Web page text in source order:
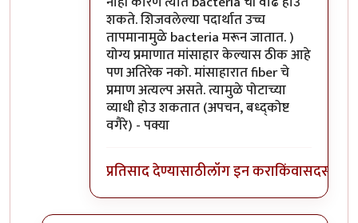
शकते. शिजवलेल्या पदार्थात उच्च
तापमानामुळे bacteria मरून जातात. )
योग्य प्रमाणात मांसाहार केल्यास ठीक आहे
पण अतिरेक नको. मांसाहारात fiber चे
प्रमाण अत्यल्प असते. त्यामुळे पोटाच्या
व्याधी होउ शकतात (अपचन, बध्द्कोष्ट
वगैरे) - पक्या
प्रतिसाद देण्यासाठीलॉग इन कराकिंवासदस्य व्हा